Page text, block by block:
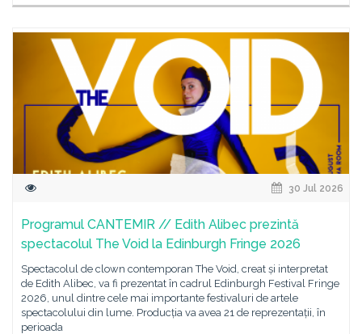
30 Jul 2026
Programul CANTEMIR // Edith Alibec prezintă
spectacolul The Void la Edinburgh Fringe 2026
Spectacolul de clown contemporan The Void, creat și interpretat
de Edith Alibec, va fi prezentat în cadrul Edinburgh Festival Fringe
2026, unul dintre cele mai importante festivaluri de artele
spectacolului din lume. Producția va avea 21 de reprezentații, în
perioada